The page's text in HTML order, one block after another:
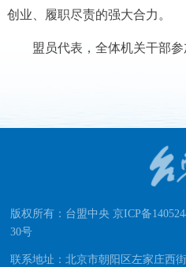
创业、履职尽责的强大合力。
盟员代表，全体机关干部参
版权所有：台盟中央 京ICP备
30号
联系地址：北京市朝阳区左家庄西